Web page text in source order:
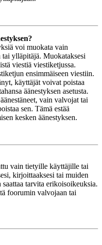
voi muokata vain
ylläpitäjä. Muokataksesi
viestiä viestiketjussa.
ensimmäiseen viestiin.
käyttäjät voivat poistaa
äänestyksen asetusta.
vain valvojat tai
sen. Tämä estää
kesken äänestyksen.
vain tietyille käyttäjille tai
kirjoittaaksesi tai muiden
tarvita erikoisoikeuksia.
foorumin valvojaan tai